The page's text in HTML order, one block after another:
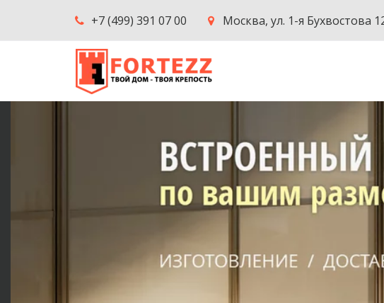
+7 (499) 391 07 00 Москва, ул. 1-я Бухвостова